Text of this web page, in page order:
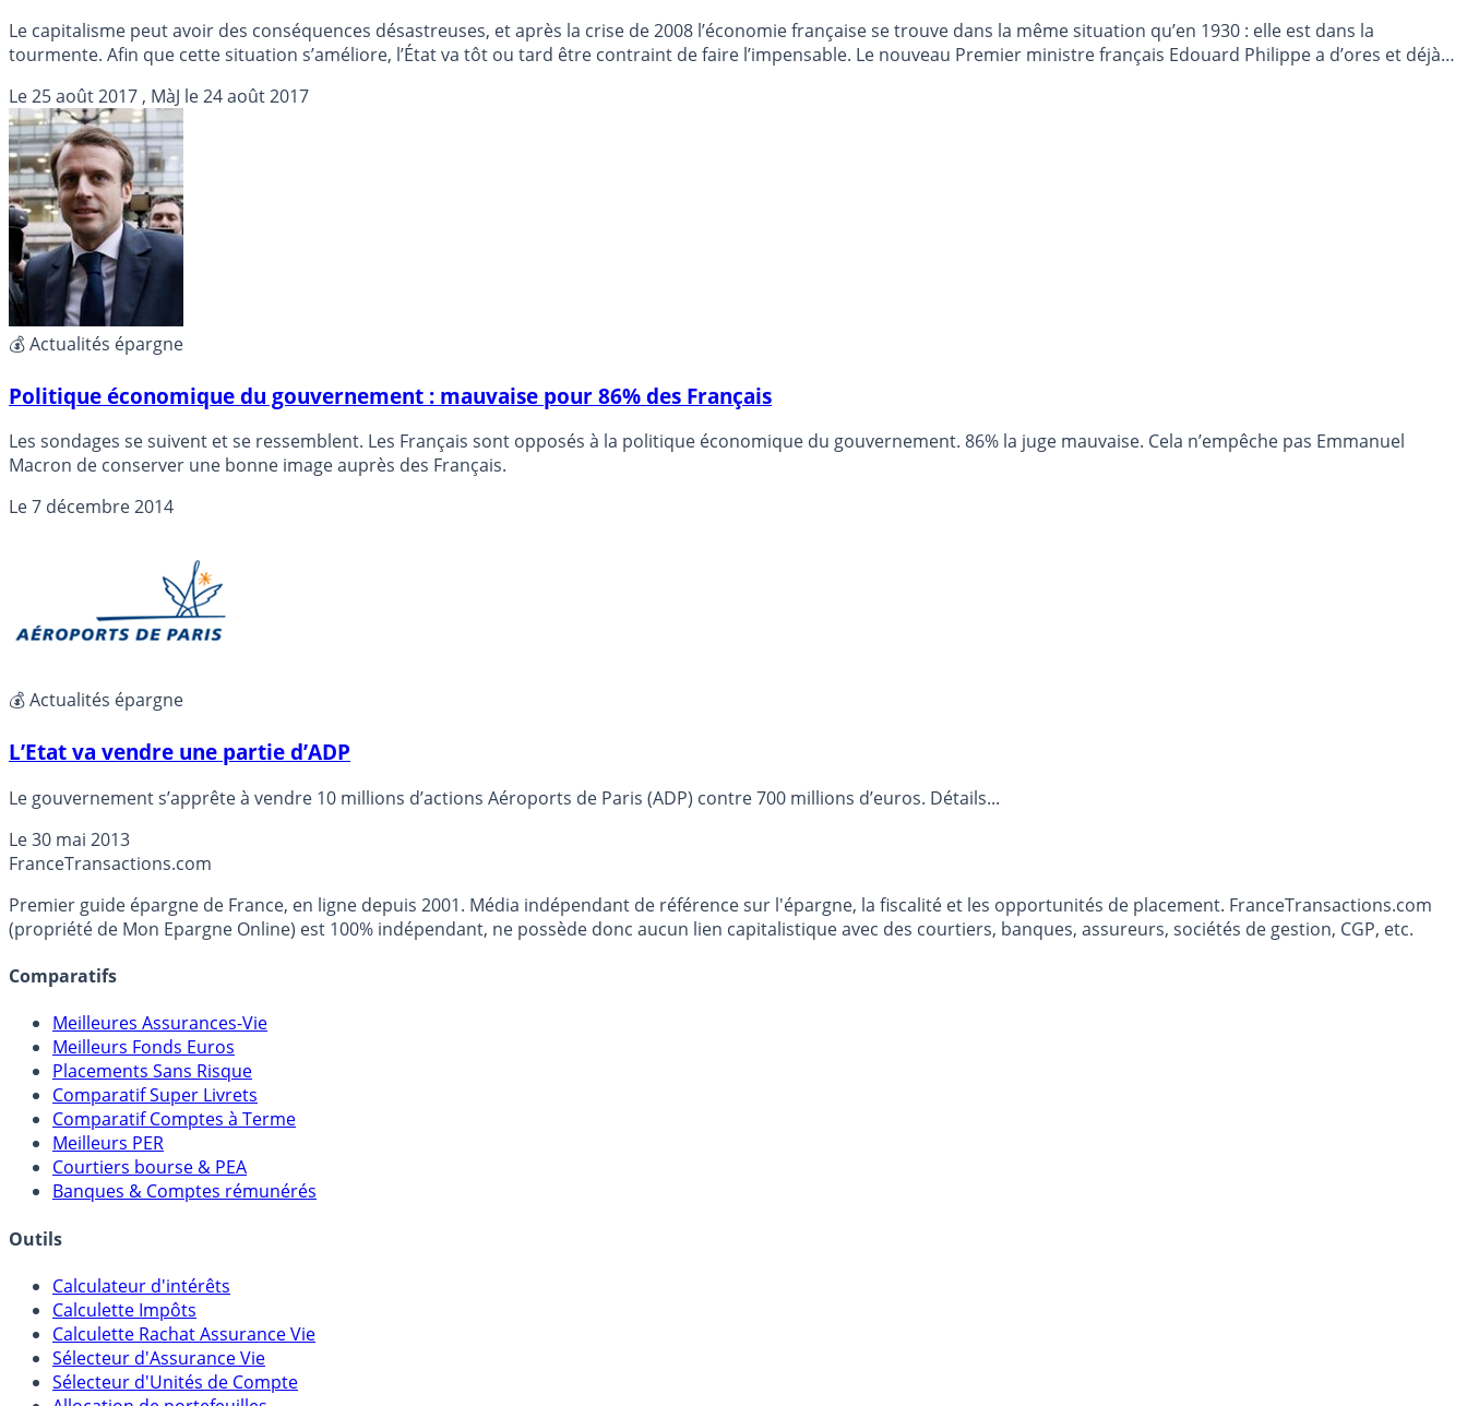
Le capitalisme peut avoir des conséquences désastreuses, et après la crise de 2008 l’économie française se trouve dans la même situation qu’en 1930 : elle est dans la
tourmente. Afin que cette situation s’améliore, l’État va tôt ou tard être contraint de faire l’impensable. Le nouveau Premier ministre français Edouard Philippe a d’ores et déjà
Le25 août 2017 , MàJ le24 août 2017
💰 Actualités épargne
Politique économique du gouvernement : mauvaise pour 86% des Français
Les sondages se suivent et se ressemblent. Les Français sont opposés à la politique économique du gouvernement. 86% la juge mauvaise. Cela n’empêche pas Emmanuel
Macron de conserver une bonne image auprès des Français.
Le7 décembre 2014
💰 Actualités épargne
L’Etat va vendre une partie d’ADP
Le gouvernement s’apprête à vendre 10 millions d’actions Aéroports de Paris (ADP) contre 700 millions d’euros. Détails...
Le30 mai 2013
FranceTransactions.com
Premier guide épargne de France, en ligne depuis 2001. Média indépendant de référence sur l'épargne, la fiscalité et les opportunités de placement. FranceTransactions.com
(propriété de Mon Epargne Online) est 100% indépendant, ne possède donc aucun lien capitalistique avec des courtiers, banques, assureurs, sociétés de gestion, CGP, etc.
Comparatifs
Meilleures Assurances-Vie
Meilleurs Fonds Euros
Placements Sans Risque
Comparatif Super Livrets
Comparatif Comptes à Terme
Meilleurs PER
Courtiers bourse & PEA
Banques & Comptes rémunérés
Outils
Calculateur d'intérêts
Calculette Impôts
Calculette Rachat Assurance Vie
Sélecteur d'Assurance Vie
Sélecteur d'Unités de Compte